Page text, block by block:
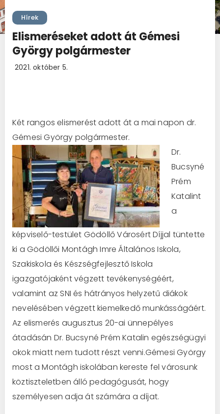
Hírek
Elismeréseket adott át Gémesi
György polgármester
2021. október 5.
Két rangos elismerést adott át a mai napon dr.
Gémesi György polgármester.
Dr.
Bucsyné
Prém
Katalint
a
képviselő-testület Gödöllő Városért Díjjal tüntette
ki a Gödöllői Montágh Imre Általános Iskola,
Szakiskola és Készségfejlesztő Iskola
igazgatójaként végzett tevékenységéért,
valamint az SNI és hátrányos helyzetű diákok
nevelésében végzett kiemelkedő munkásságáért.
Az elismerés augusztus 20-ai ünnepélyes
átadásán Dr. Bucsyné Prém Katalin egészségügyi
okok miatt nem tudott részt venni.Gémesi György
most a Montágh iskolában kereste fel városunk
köztiszteletben álló pedagógusát, hogy
személyesen adja át számára a díjat.